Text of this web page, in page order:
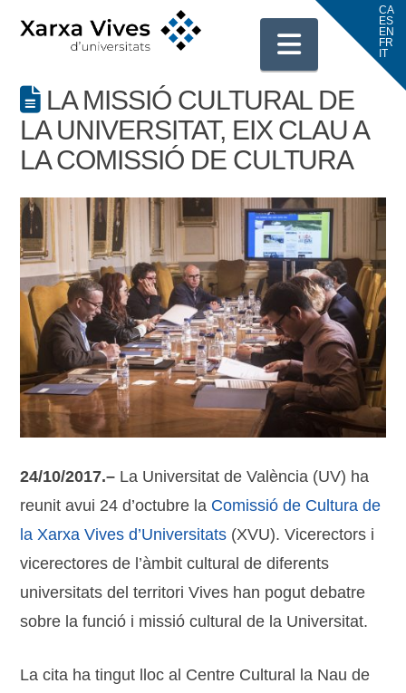
LA MISSIÓ CULTURAL DE
LA UNIVERSITAT, EIX CLAU A
LA COMISSIÓ DE CULTURA
24/10/2017.– La Universitat de València (UV) ha
reunit avui 24 d’octubre la Comissió de Cultura de
la Xarxa Vives d’Universitats (XVU). Vicerectors i
vicerectores de l’àmbit cultural de diferents
universitats del territori Vives han pogut debatre
sobre la funció i missió cultural de la Universitat.
La cita ha tingut lloc al Centre Cultural la Nau de